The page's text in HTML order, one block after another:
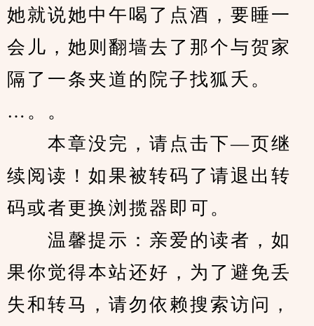
她就说她中午喝了点酒，要睡一
会儿，她则翻墙去了那个与贺家
隔了一条夹道的院子找狐夭。
…。。
本章没完，请点击下—页继
续阅读！如果被转码了请退出转
码或者更换浏揽器即可。
温馨提示：亲爱的读者，如
果你觉得本站还好，为了避免丢
失和转马，请勿依赖搜索访问，